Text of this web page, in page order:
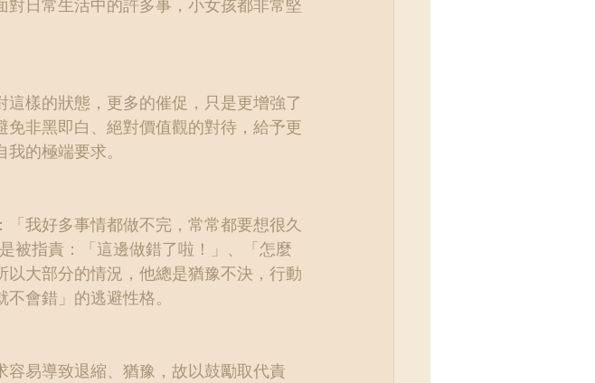
日常生活中的許多事，小女孩都非常堅
樣的狀態，更多的催促，只是更增強了
非黑即白、絕對價值觀的對待，給予更
的極端要求。
我好多事情都做不完，常常都要想很久
被指責：「這邊做錯了啦！」、「怎麼
大部分的情況，他總是猶豫不決，行動
會錯」的逃避性格。
易導致退縮、猶豫，故以鼓勵取代責